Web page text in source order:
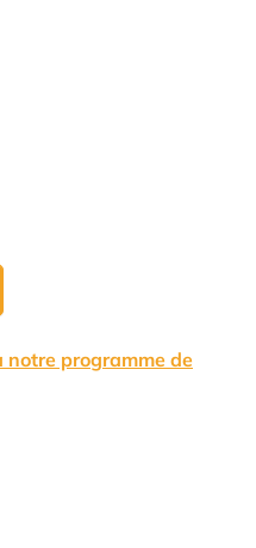
notre programme de